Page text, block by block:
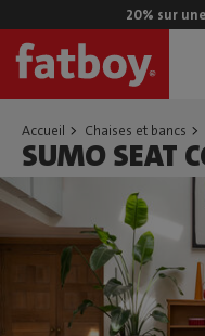
20% sur
Accueil Chaises et bancs
SUMO SEAT